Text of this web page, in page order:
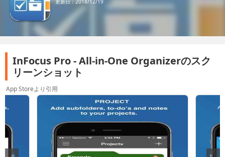
更新日：2018/12/19
InFocus Pro - All-in-One Organizerのスク
リーンショット
App Storeより引用